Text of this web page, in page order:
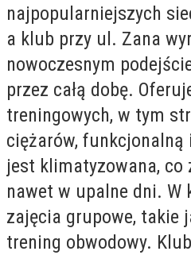
najpopularniejszych
a klub przy ul. Zana
nowoczesnym
przez całą dobę.
treningowych, w tym
ciężarów, funkcjonalną
jest klimatyzowana,
nawet w upalne dni. W
zajęcia grupowe, takie
trening obwodowy.